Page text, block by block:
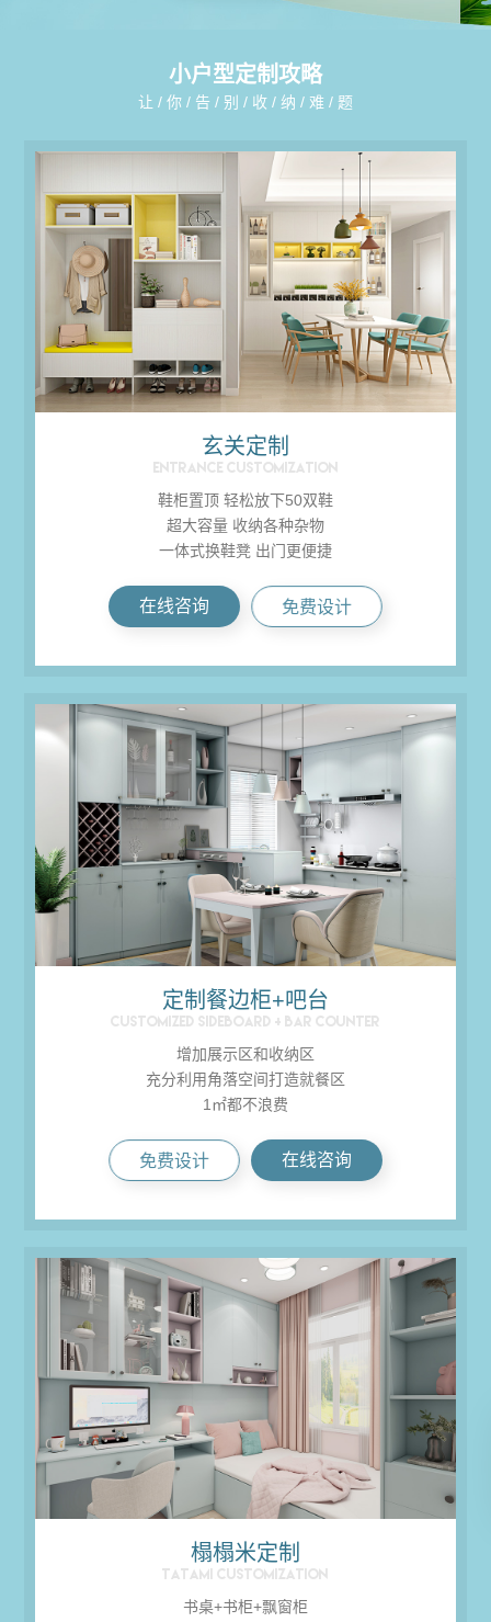
小户型定制攻略
让 / 你 / 告 / 别 / 收 / 纳 / 难 / 题
玄关定制
ENTRANCE CUSTOMIZATION
鞋柜置顶 轻松放下50双鞋
超大容量 收纳各种杂物
一体式换鞋凳 出门更便捷
在线咨询 免费设计
定制餐边柜+吧台
CUSTOMIZED SIDEBOARD + BAR COUNTER
增加展示区和收纳区
充分利用角落空间打造就餐区
1㎡都不浪费
在线咨询
免费设计
榻榻米定制
TATAMI CUSTOMIZATION
书桌+书柜+飘窗柜